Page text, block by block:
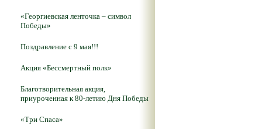
«Георгиевская ленточка – символ
Победы»
Поздравление с 9 мая!!!
Акция «Бессмертный полк»
Благотворительная акция,
приуроченная к 80-летию Дня Победы
«Три Спаса»